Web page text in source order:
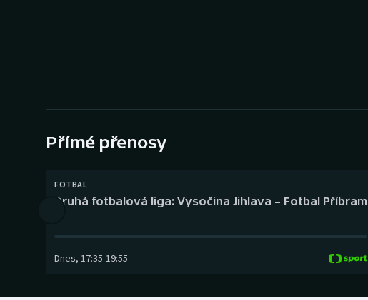
Futsal
Přímé přenosy
FOTBAL
Druhá fotbalová liga: Vysočina Jihlava – Fotbal Příbram
Dnes, 17:35-19:55